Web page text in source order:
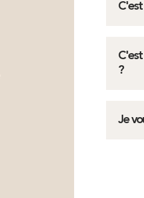
C'est
C'est
?
Je